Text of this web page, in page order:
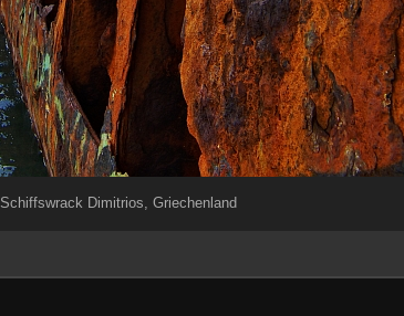
Schiffswrack Dimitrios, Griechenland